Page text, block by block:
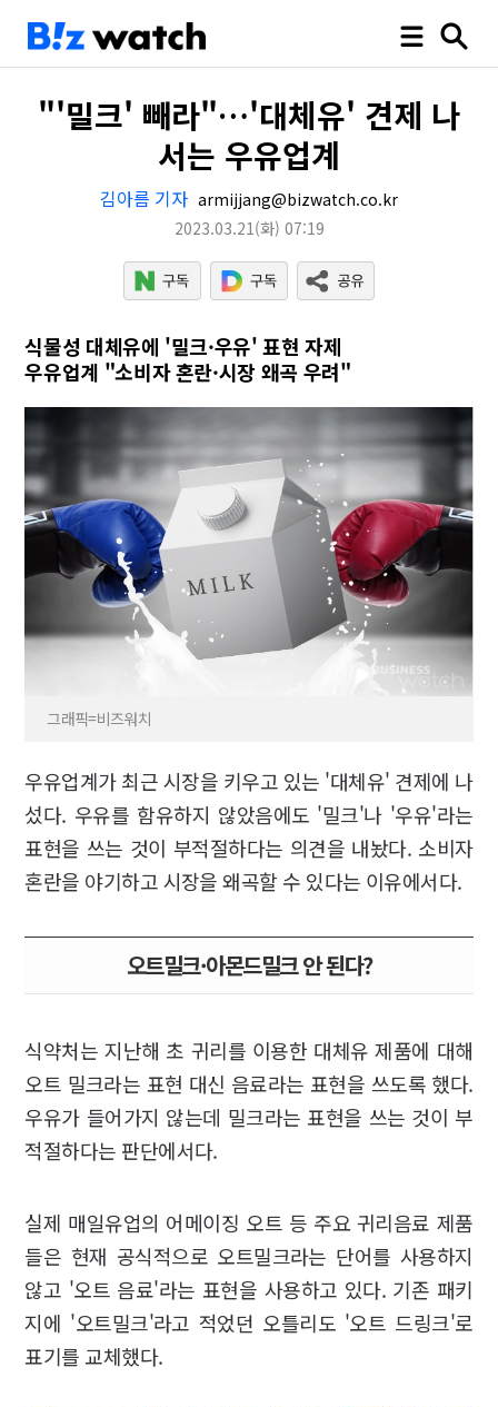
"'밀크' 빼라"…'대체유' 견제 나
서는 우유업계
김아름 기자 armijjang@bizwatch.co.kr
2023.03.21(화) 07:19
식물성 대체유에 '밀크·우유' 표현 자제
우유업계 "소비자 혼란·시장 왜곡 우려"
그래픽=비즈워치
우유업계가 최근 시장을 키우고 있는 '대체유' 견제에 나
섰다. 우유를 함유하지 않았음에도 '밀크'나 '우유'라는
표현을 쓰는 것이 부적절하다는 의견을 내놨다. 소비자
혼란을 야기하고 시장을 왜곡할 수 있다는 이유에서다.
오트밀크·아몬드밀크 안 된다?
식약처는 지난해 초 귀리를 이용한 대체유 제품에 대해
오트 밀크라는 표현 대신 음료라는 표현을 쓰도록 했다.
우유가 들어가지 않는데 밀크라는 표현을 쓰는 것이 부
적절하다는 판단에서다.
실제 매일유업의 어메이징 오트 등 주요 귀리음료 제품
들은 현재 공식적으로 오트밀크라는 단어를 사용하지
않고 '오트 음료'라는 표현을 사용하고 있다. 기존 패키
지에 '오트밀크'라고 적었던 오틀리도 '오트 드링크'로
표기를 교체했다.